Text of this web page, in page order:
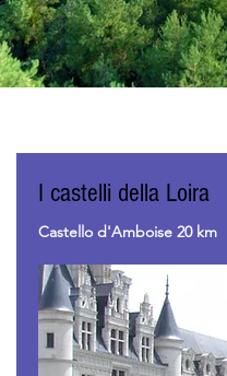
I castelli della Loira
Castello d'Amboise 20 km